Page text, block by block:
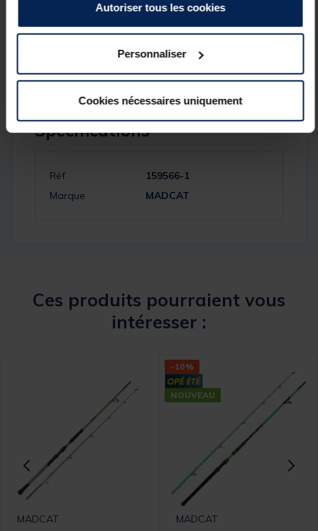
Autoriser tous les cookies
Personnaliser
Cookies nécessaires uniquement
Longueur : 3.45m
Poids : 618g
Puissance : 150-300g
Encombrement : 177cm
Spécifications
Réf.
159566-1
Marque
MADCAT
Ces produits pourraient vous
intéresser :
MADCAT
-10%
NOUVEAU
MADCAT